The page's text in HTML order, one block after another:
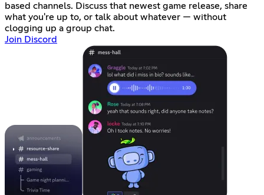
based channels. Discuss that newest game release, share
what you're up to, or talk about whatever — without
clogging up a group chat.
Join Discord